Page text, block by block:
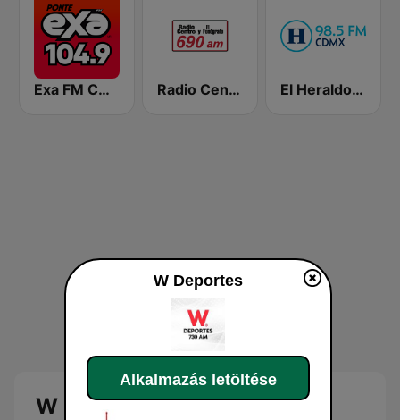
Exa FM CDMX Radio Centro y El Fonógrafo El Heraldo de México
W Deportes
W Deportes
Alkalmazás letöltése